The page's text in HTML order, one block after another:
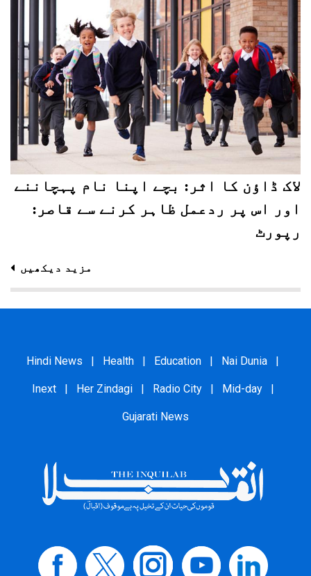
لاک ڈاؤن کا اثر: بچے اپنا نام پہچاننے
اور اس پر ردعمل ظاہر کرنے سے قاصر:
رپورٹ
مزید دیکھیں
Hindi News Health Education Nai Dunia
Inext Her Zindagi Radio City Mid-day
Gujarati News